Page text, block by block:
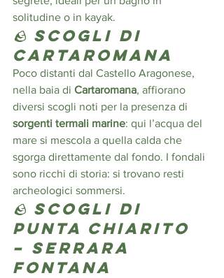
solitudine o in kayak.
🪨 Scogli di
Cartaromana
Poco distanti dal Castello Aragonese,
nella baia di Cartaromana, affiorano
diversi scogli noti per la presenza di
sorgenti termali marine: qui l’acqua del
mare si mescola a quella calda che
sgorga direttamente dal fondo. I fondali
sono ricchi di storia: si trovano resti
archeologici sommersi.
🪨 Scogli di
Punta Chiarito
– Serrara
Fontana